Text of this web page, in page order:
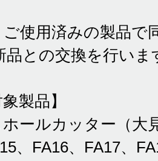
使用済みの製品で
品との交換を行いま
製品】
ホールカッター（大
、FA16、FA17、